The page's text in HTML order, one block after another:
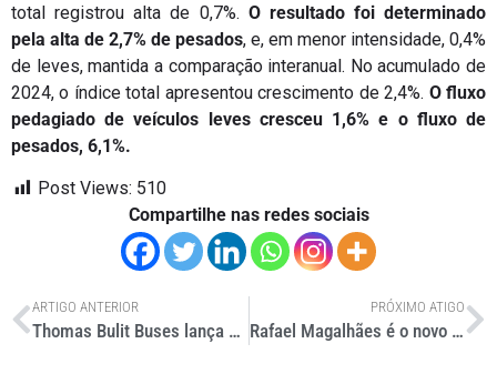
total registrou alta de 0,7%. O resultado foi determinado
pela alta de 2,7% de pesados, e, em menor intensidade, 0,4%
de leves, mantida a comparação interanual. No acumulado de
2024, o índice total apresentou crescimento de 2,4%. O fluxo
pedagiado de veículos leves cresceu 1,6% e o fluxo de
pesados, 6,1%.
Post Views: 510
Compartilhe nas redes sociais
ARTIGO ANTERIOR
Thomas Bulit Buses lança escolar elétrico na América do Norte
PRÓXIMO ATIGO
Rafael Magalhães é o novo diretor na operações da VWCO no México